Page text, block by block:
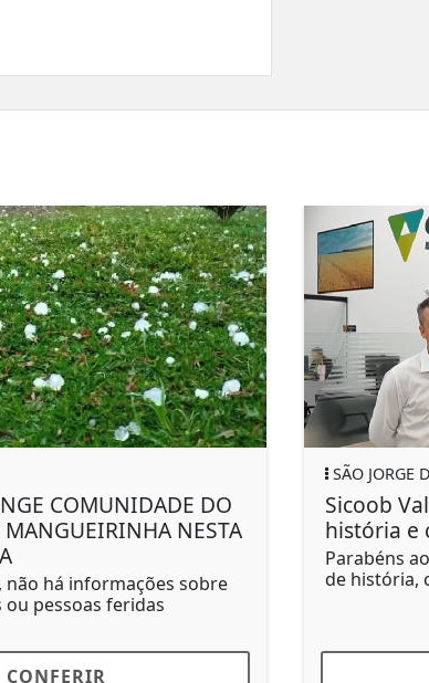
Sicoob Vale Sul celebra 29 anos de
história e cooperação
Parabéns ao Sicoob Vale Sul pelos 29 anos
de história, cooperação e desenvolvimento!